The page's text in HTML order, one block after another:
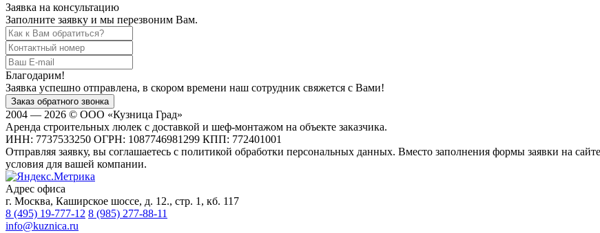
Заявка на консультацию
Заполните заявку и мы перезвоним Вам.
Благодарим!
Заявка успешно отправлена, в скором времени наш сотрудник свяжется с Вами!
2004 — 2026 © ООО «Кузница Град»
Аренда строительных люлек с доставкой и шеф-монтажом на объекте заказчика.
ИНН: 7737533250 ОГРН: 1087746981299 КПП: 772401001
Отправляя заявку, вы соглашаетесь с политикой обработки персональных данных. Вместо заполнения формы заявки на
условия для вашей компании.
Адрес офиса
г. Москва, Каширское шоссе, д. 12., стр. 1, кб. 117
8 (495) 19-777-12 8 (985) 277-88-11
info@kuznica.ru